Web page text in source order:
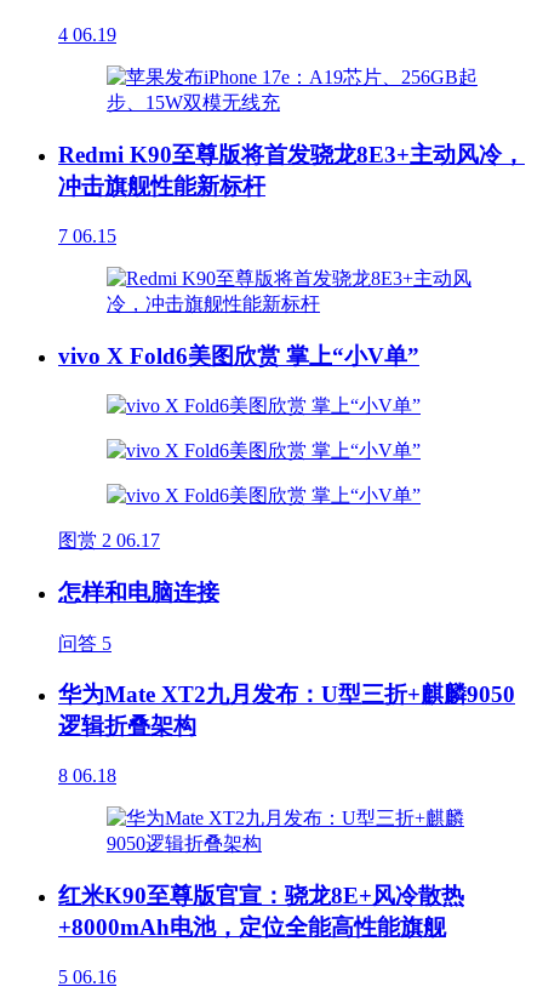
4 06.19
Redmi K90至尊版将首发骁龙8E3+主动风冷，
冲击旗舰性能新标杆
7 06.15
vivo X Fold6美图欣赏 掌上“小V单”
图赏 2 06.17
怎样和电脑连接
问答 5
华为Mate XT2九月发布：U型三折+麒麟9050
逻辑折叠架构
8 06.18
红米K90至尊版官宣：骁龙8E+风冷散热
+8000mAh电池，定位全能高性能旗舰
5 06.16